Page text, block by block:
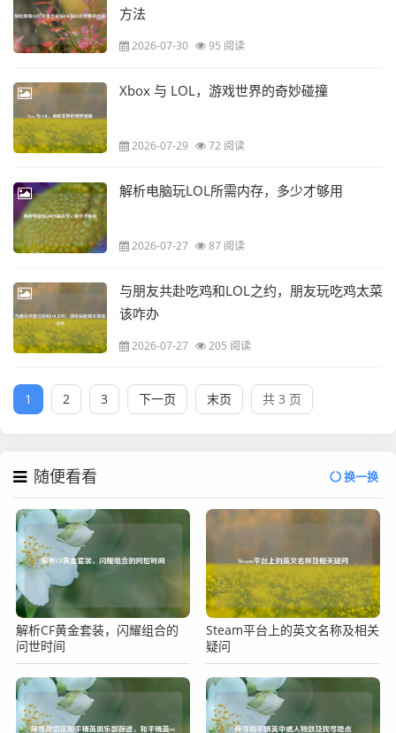
方法
2026-07-30 95 阅读
Xbox 与 LOL，游戏世界的奇妙碰撞
2026-07-29 72 阅读
解析电脑玩LOL所需内存，多少才够用
2026-07-27 87 阅读
与朋友共赴吃鸡和LOL之约，朋友玩吃鸡太菜
该咋办
2026-07-27 205 阅读
1 2 3 下一页 末页 共 3 页
随便看看 换一换
解析CF黄金套装，闪耀组合的
问世时间
Steam平台上的英文名称及相关
疑问